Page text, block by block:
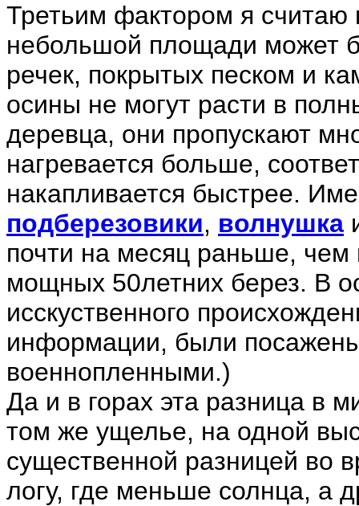
Третьим фактором я считаю
небольшой площади может
речек, покрытых песком и
осины не могут расти в
деревца, они пропускают
нагревается больше,
накапливается быстрее.
подберезовики, волнушка
почти на месяц раньше, чем
мощных 50летних берез. В
исскуственного
информации, были
военнопленными.)
Да и в горах эта разница в
том же ущелье, на одной
существенной разницей во
логу, где меньше солнца, а